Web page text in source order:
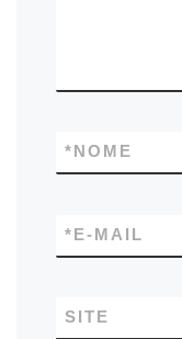
NOME
*
E-MAIL
*
SITE